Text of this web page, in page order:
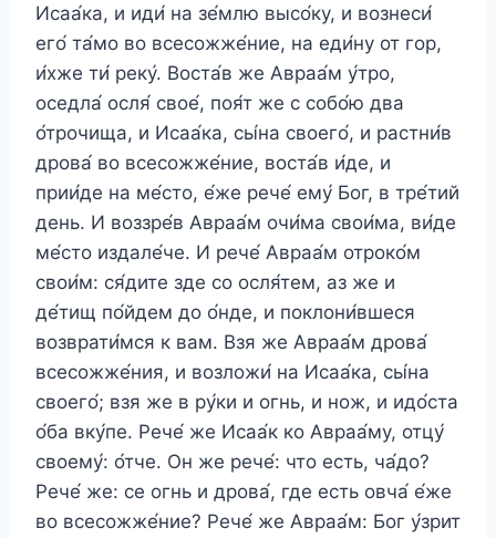
Исаа́ка, и иди́ на зе́млю высо́ку, и вознеси́
его́ та́мо во всесожже́ние, на еди́ну от гор,
и́хже ти́ реку́. Воста́в же Авраа́м у́тро,
оседла́ осля́ свое́, поя́т же с собо́ю два
о́трочища, и Исаа́ка, сы́на своего́, и растни́в
дрова́ во всесожже́ние, воста́в и́де, и
прии́де на ме́сто, е́же рече́ ему́ Бог, в тре́тий
день. И воззре́в Авраа́м очи́ма свои́ма, ви́де
ме́сто издале́че. И рече́ Авраа́м отроко́м
свои́м: ся́дите зде со осля́тем, аз же и
де́тищ по́йдем до о́нде, и поклони́вшеся
возврати́мся к вам. Взя же Авраа́м дрова́
всесожже́ния, и возложи́ на Исаа́ка, сы́на
своего́; взя же в ру́ки и огнь, и нож, и идо́ста
о́ба вку́пе. Рече́ же Исаа́к ко Авраа́му, отцу́
своему́: о́тче. Он же рече́: что есть, ча́до?
Рече́ же: се огнь и дрова́, где есть овча́ е́же
во всесожже́ние? Рече́ же Авраа́м: Бог у́зрит